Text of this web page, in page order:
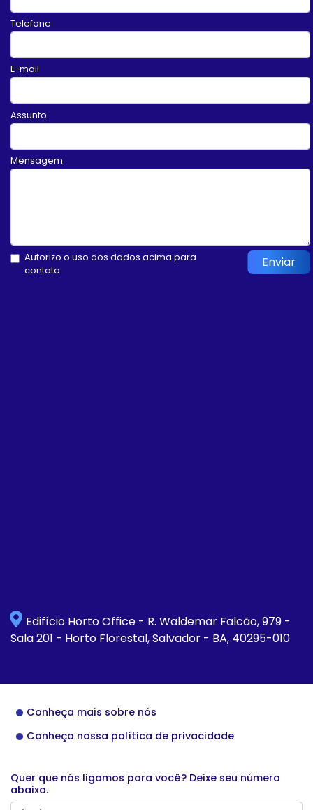
Telefone
E-mail
Assunto
Mensagem
Autorizo o uso dos dados acima para
contato.
Enviar
Edifício Horto Office - R. Waldemar Falcão, 979 -
Sala 201 - Horto Florestal, Salvador - BA, 40295-010
Conheça mais sobre nós
Conheça nossa política de privacidade
Quer que nós ligamos para você? Deixe seu número
abaixo.